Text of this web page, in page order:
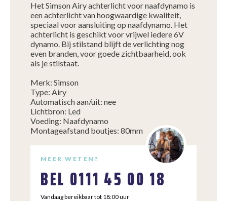
Het Simson Airy achterlicht voor naafdynamo is
een achterlicht van hoogwaardige kwaliteit,
speciaal voor aansluiting op naafdynamo. Het
achterlicht is geschikt voor vrijwel iedere 6V
dynamo. Bij stilstand blijft de verlichting nog
even branden, voor goede zichtbaarheid, ook
als je stilstaat.
Merk: Simson
Type: Airy
Automatisch aan/uit: nee
Lichtbron: Led
Voeding: Naafdynamo
Montageafstand boutjes: 80mm
MEER WETEN?
BEL 0111 45 00 18
Vandaag bereikbaar tot 18:00 uur